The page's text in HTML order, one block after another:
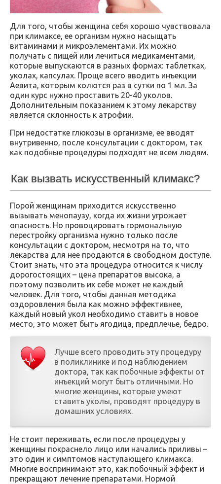
Для того, чтобы женщина себя хорошо чувствовала
при климаксе, ее организм нужно насыщать
витаминами и микроэлементами. Их можно
получать с пищей или лечиться медикаментами,
которые выпускаются в разных формах: таблетках,
уколах, капсулах. Проще всего вводить инъекции
Аевита, которым колются раз в сутки по 1 мл. За
один курс нужно проставить 20-40 уколов.
Дополнительным показанием к этому лекарству
является склонность к атрофии.
При недостатке глюкозы в организме, ее вводят
внутривенно, после консультации с доктором, так
как подобные процедуры подходят не всем людям.
Как вызвать искусственный климакс?
Порой женщинам приходится искусственно
вызывать менопаузу, когда их жизни угрожает
опасность. Но провоцировать гормональную
перестройку организма нужно только после
консультации с доктором, несмотря на то, что
лекарства для нее продаются в свободном доступе.
Стоит знать, что эта процедура относится к числу
дорогостоящих – цена препаратов высока, а
поэтому позволить их себе может не каждый
человек. Для того, чтобы данная методика
оздоровления была как можно эффективнее,
каждый новый укол необходимо ставить в новое
место, это может быть ягодица, предплечье, бедро.
Лучше всего проводить эту процедуру
в поликлинике и под наблюдением
доктора, так как побочные эффекты от
инъекций могут быть отличными. Но
многие женщины, которые умеют
ставить уколы, проводят процедуру в
домашних условиях.
Не стоит переживать, если после процедуры у
женщины покраснело лицо или начались приливы –
это один и симптомов наступающего климакса.
Многие воспринимают это, как побочный эффект и
прекращают лечение препаратами. Нормой